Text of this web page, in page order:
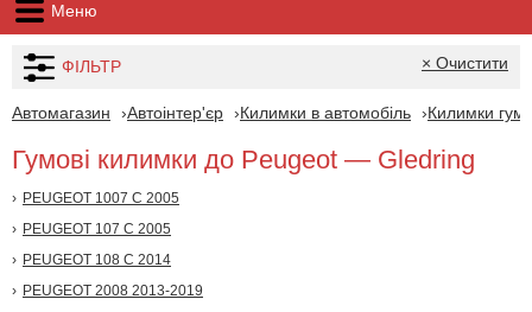
Меню
ФІЛЬТР × Очистити
Автомагазин Автоінтер'єр Килимки в автомобіль Килимки
Гумові килимки до Peugeot — Gledring
PEUGEOT 1007 С 2005
PEUGEOT 107 С 2005
PEUGEOT 108 С 2014
PEUGEOT 2008 2013-2019